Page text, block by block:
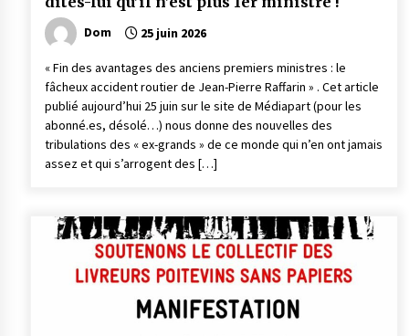
Dom 25 juin 2026
« Fin des avantages des anciens premiers ministres : le
fâcheux accident routier de Jean-Pierre Raffarin » . Cet article
publié aujourd’hui 25 juin sur le site de Médiapart (pour les
abonné.es, désolé…) nous donne des nouvelles des
tribulations des « ex-grands » de ce monde qui n’en ont jamais
assez et qui s’arrogent des […]